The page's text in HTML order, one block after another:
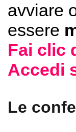
avviare
essere
Fai clic
Accedi
Le